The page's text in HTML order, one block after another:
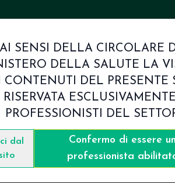
Contatti
Catalogo
AI SENSI DELLA CIRCOLARE
DELLA SALUTE LA
CONTENUTI DEL PRESENTE
RISERVATA
PROFESSIONISTI DEL
dal
Confermo di essere un
professionista